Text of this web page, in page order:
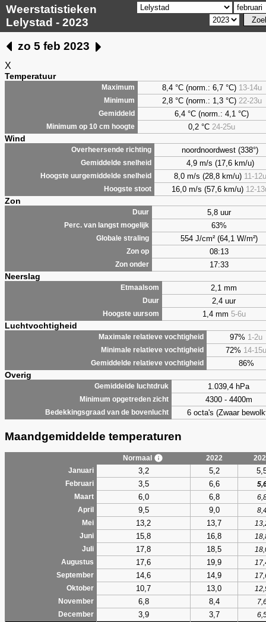
Weerstatistieken
Lelystad - 2023
zo 5 feb 2023
X
Temperatuur
Maximum 8,4 °C (norm.: 6,7 °C) 13-14u
Minimum 2,8 °C (norm.: 1,3 °C) 22-23u
Gemiddeld 6,4 °C (norm.: 4,1 °C)
Minimum op 10 cm hoogte 0,2 °C 24-25u
Wind
Overheersende richting noordnoordwest (338°)
Gemiddelde snelheid 4,9 m/s (17,6 km/u)
Hoogste uurgemiddelde snelheid 8,0 m/s (28,8 km/u) 11-12u
Hoogste stoot 16,0 m/s (57,6 km/u) 12-
Zon
Duur 5,8 uur
Perc. van langst mogelijk 63%
Globale straling 554 J/cm² (64,1 W/m²)
Zon op 08:13
Zon onder 17:33
Neerslag
Etmaalsom 2,1 mm
Duur 2,4 uur
Hoogste uursom 1,4 mm 5-6u
Luchtvochtigheid
Maximale relatieve vochtigheid 97% 1-2u
Minimale relatieve vochtigheid 72% 14-15u
Gemiddelde relatieve vochtigheid 86%
Overig
Gemiddelde luchtdruk 1.039,4 hPa
Minimum opgetreden zicht 4300 - 4400m
Bedekkingsgraad van de bovenlucht 6 octa's (Zwaar
Maandgemiddelde temperaturen
Normaal 2022
Januari
3,2 5,2
Februari 3,5 6,6
Maart
6,0 6,8
April
9,5 9,0
Mei
13,2 13,7
Juni
15,8 16,8
Juli
17,8 18,5
Augustus
17,6 19,9
September
14,6 14,9
Oktober
10,7 13,0
November
6,8 8,4
December
3,9 3,7